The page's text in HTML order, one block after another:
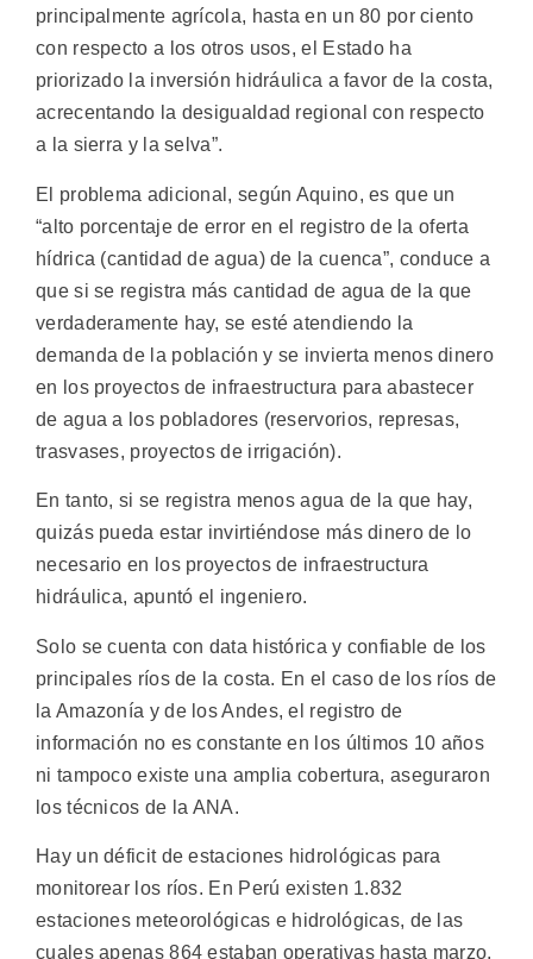
principalmente agrícola, hasta en un 80 por ciento
con respecto a los otros usos, el Estado ha
priorizado la inversión hidráulica a favor de la costa,
acrecentando la desigualdad regional con respecto
a la sierra y la selva”.
El problema adicional, según Aquino, es que un
“alto porcentaje de error en el registro de la oferta
hídrica (cantidad de agua) de la cuenca”, conduce a
que si se registra más cantidad de agua de la que
verdaderamente hay, se esté atendiendo la
demanda de la población y se invierta menos dinero
en los proyectos de infraestructura para abastecer
de agua a los pobladores (reservorios, represas,
trasvases, proyectos de irrigación).
En tanto, si se registra menos agua de la que hay,
quizás pueda estar invirtiéndose más dinero de lo
necesario en los proyectos de infraestructura
hidráulica, apuntó el ingeniero.
Solo se cuenta con data histórica y confiable de los
principales ríos de la costa. En el caso de los ríos de
la Amazonía y de los Andes, el registro de
información no es constante en los últimos 10 años
ni tampoco existe una amplia cobertura, aseguraron
los técnicos de la ANA.
Hay un déficit de estaciones hidrológicas para
monitorear los ríos. En Perú existen 1.832
estaciones meteorológicas e hidrológicas, de las
cuales apenas 864 estaban operativas hasta marzo,